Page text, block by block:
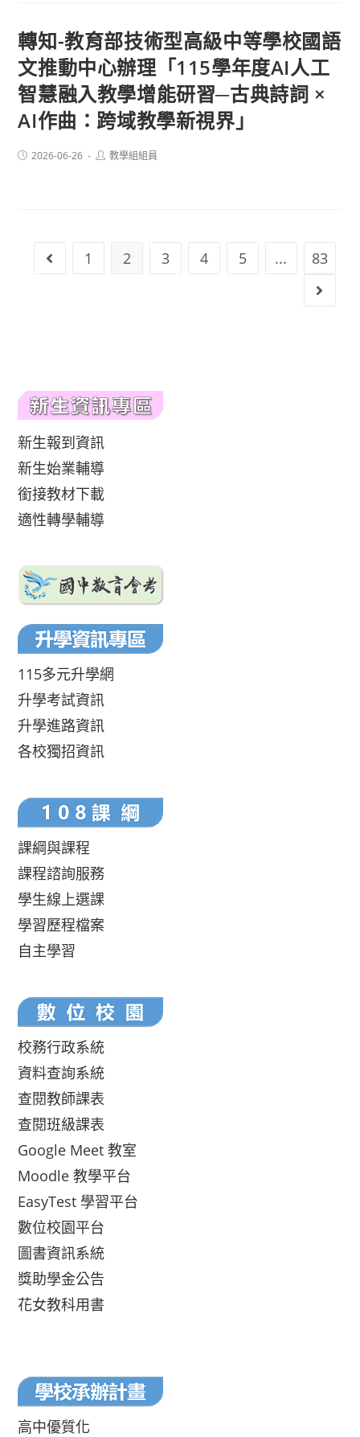
轉知-教育部技術型高級中等學校國語
文推動中心辦理「115學年度AI人工
智慧融入教學增能研習─古典詩詞 ×
AI作曲：跨域教學新視界」
Post2026-06-26
Post教學組組員
Go to the previous page
1 2 3 4 5 ...
83
Go to
新生報到資訊
新生始業輔導
銜接教材下載
適性轉學輔導
115多元升學網
升學考試資訊
升學進路資訊
各校獨招資訊
課綱與課程
課程諮詢服務
學生線上選課
學習歷程檔案
自主學習
校務行政系統
資料查詢系統
查閱教師課表
查閱班級課表
Google Meet 教室
Moodle 教學平台
EasyTest 學習平台
數位校園平台
圖書資訊系統
獎助學金公告
花女教科用書
高中優質化